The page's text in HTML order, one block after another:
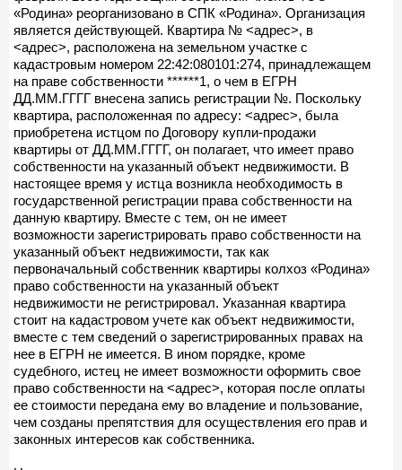
«Родина» реорганизовано в СПК «Родина». Организация
является действующей. Квартира № <адрес>, в
<адрес>, расположена на земельном участке с
кадастровым номером 22:42:080101:274, принадлежащем
на праве собственности ******1, о чем в ЕГРН
ДД.ММ.ГГГГ внесена запись регистрации №. Поскольку
квартира, расположенная по адресу: <адрес>, была
приобретена истцом по Договору купли-продажи
квартиры от ДД.ММ.ГГГГ, он полагает, что имеет право
собственности на указанный объект недвижимости. В
настоящее время у истца возникла необходимость в
государственной регистрации права собственности на
данную квартиру. Вместе с тем, он не имеет
возможности зарегистрировать право собственности на
указанный объект недвижимости, так как
первоначальный собственник квартиры колхоз «Родина»
право собственности на указанный объект
недвижимости не регистрировал. Указанная квартира
стоит на кадастровом учете как объект недвижимости,
вместе с тем сведений о зарегистрированных правах на
нее в ЕГРН не имеется. В ином порядке, кроме
судебного, истец не имеет возможности оформить свое
право собственности на <адрес>, которая после оплаты
ее стоимости передана ему во владение и пользование,
чем созданы препятствия для осуществления его прав и
законных интересов как собственника.